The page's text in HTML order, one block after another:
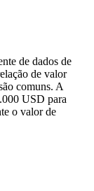
de dados de
de valor
comuns. A
USD para
o valor de